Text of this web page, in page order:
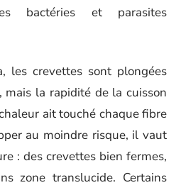
bactéries et parasites
les crevettes sont plongées
mais la rapidité de la cuisson
ait touché chaque fibre
au moindre risque, il vaut
: des crevettes bien fermes,
zone translucide. Certains